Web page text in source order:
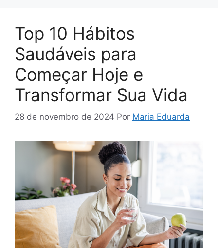
Top 10 Hábitos
Saudáveis para
Começar Hoje e
Transformar Sua Vida
28 de novembro de 2024 Por Maria Eduarda